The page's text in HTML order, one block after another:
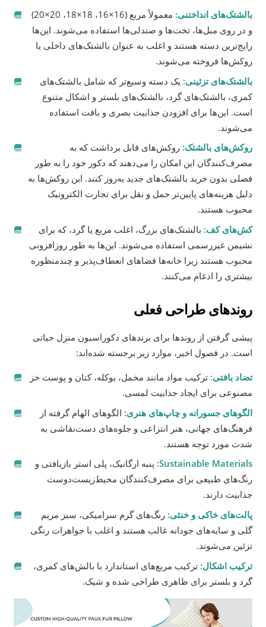
بالشتک‌های انداختنی:
معمولاً مربع (16×16، 18×18، 20×20)
و در روی مبل‌ها، تخت‌ها و صندلی‌ها استفاده می‌شوند. این‌ها
رایج‌ترین دسته هستند و اغلب به عنوان بالشتک‌های داخلی یا
روکش‌ها فروخته می‌شوند.
بالشتک‌های تزئینی: یک دسته وسیع‌تر که شامل بالشتک‌های
کمری، بالشتک‌های گرد، بالشتک‌های بلستر و اشکال متنوع
است. این‌ها برای افزودن جذابیت بصری و بافت استفاده
می‌شوند.
روکش‌های بالشتک: روکش‌های قابل برداشت که به
مصرف‌کنندگان این امکان را می‌دهند که دکور خود را به طور
فصلی بدون خرید بالشتک‌های جدید به‌روز کنند. این روکش‌ها به
دلیل هزینه‌های پایین‌تر حمل و نقل برای تجارت الکترونیک
محبوب هستند.
کش‌های کف: بالشتک‌های بزرگ، اغلب مربع یا گرد، که برای
نشیمن غیررسمی استفاده می‌شوند. این‌ها به طور روزافزونی
محبوب هستند زیرا خانه‌ها فضاهای انعطاف‌پذیر و چندمنظوره
بیشتری را ادغام می‌کنند.
روندهای طراحی فعلی
پیشی گرفتن از روندها برای برندهای دکوراسیون منزل حیاتی
است. در فصول اخیر، موارد زیر برجسته شده‌اند:
تضاد بافتی: ترکیب مواد مانند مخمل، بوکله، کتان و پوست خز
مصنوعی برای ایجاد جذابیت لمسی.
الگوهای جسورانه و چاپ‌های هنری: الگوهای الهام گرفته از
فرهنگ‌های جهانی، هنر انتزاعی و جلوه‌های دست‌نقاشی به
شدت مورد توجه هستند.
Sustainable Materials: پنبه ارگانیک، پلی استر بازیافتی و
رنگ‌های طبیعی برای مصرف‌کنندگان محیط‌زیست‌دوست
جذابیت دارند.
پالت‌های خاکی و خنثی: رنگ‌های گرم سرامیکی، سبز مریم
گلی و سایه‌های جودانه غالب هستند و اغلب با جواهرات رنگی
تزئین می‌شوند.
ترکیب اشکال: ترکیب مربع‌های استاندارد با بالش‌های کمری،
گرد و بلستر برای ظاهری طراحی شده و شیک.